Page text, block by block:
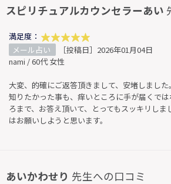
スピリチュアルカウンセラーあい
満足度：
メール占い
［投稿日］2026年01月04日
nami / 60代 女性
大変、的確にご返答頂きまして、安堵しました。
知りたかった事も、痒いところに手が届くで
ろまで、お答え頂いて、とってもスッキリし
はお願いしようと思います。
あいかわせり 先生への口コミ